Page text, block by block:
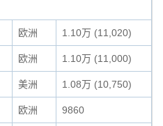
欧洲 1.10万 (11,020)
欧洲 1.10万 (11,000)
美洲 1.08万 (10,750)
欧洲 9860